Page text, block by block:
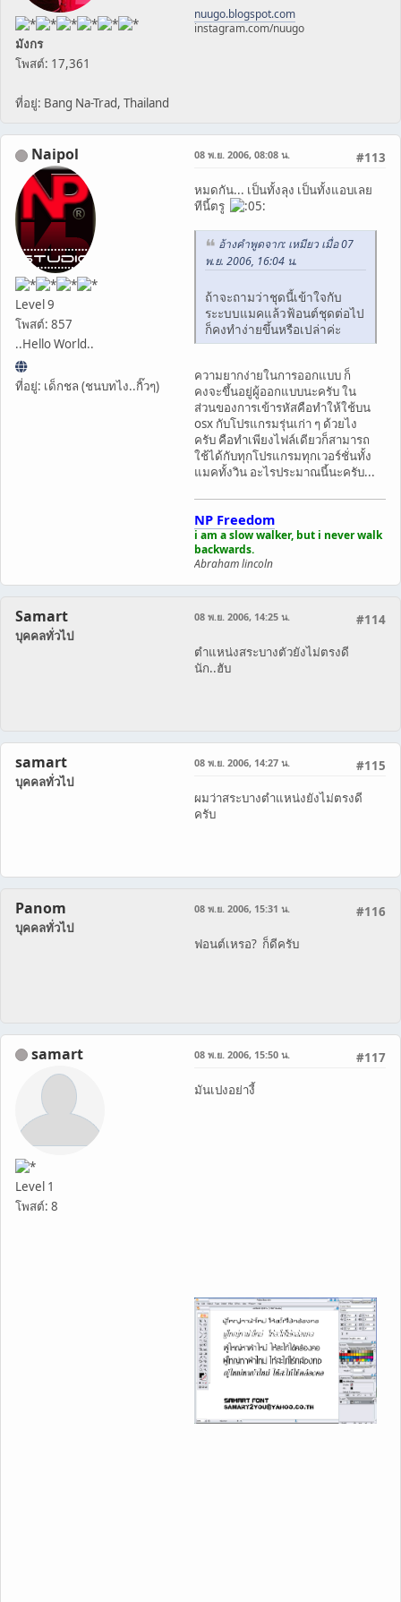
มังกร
โพสต์: 17,361
ที่อยู่: Bang Na-Trad, Thailand
nuugo.blogspot.com
instagram.com/nuugo
Naipol
Level 9
โพสต์: 857
..Hello World..
ที่อยู่: เด็กชล (ชนบทไง..กิ๊วๆ)
#113
08 พ.ย. 2006, 08:08 น.
หมดกัน... เป็นทั้งลุง เป็นทั้งแอบเลย
ทีนี้ตรู
อ้างคำพูดจาก: เหมียว เมื่อ 07
พ.ย. 2006, 16:04 น.
ถ้าจะถามว่าชุดนี้เข้าใจกับ
ระะบบแมคแล้วฟ้อนต์ชุดต่อไป
ก็คงทำง่ายขึ้นหรือเปล่าค่ะ
ความยากง่ายในการออกแบบ ก็
คงจะขึ้นอยู่ผู้ออกแบบนะครับ ใน
ส่วนของการเข้ารหัสคือทำให้ใช้บน
osx กับโปรแกรมรุ่นเก่า ๆ ด้วยไง
ครับ คือทำเพียงไฟล์เดียวก็สามารถ
ใช้ได้กับทุกโปรแกรมทุกเวอร์ชั่นทั้ง
แมคทั้งวิน อะไรประมาณนี้นะครับ...
NP Freedom
i am a slow walker, but i never walk
backwards.
Abraham lincoln
Samart
บุคคลทั่วไป
#114
08 พ.ย. 2006, 14:25 น.
ตำแหน่งสระบางตัวยังไม่ตรงดี
นัก..ฮับ
samart
บุคคลทั่วไป
#115
08 พ.ย. 2006, 14:27 น.
ผมว่าสระบางตำแหน่งยังไม่ตรงดี
ครับ
Panom
บุคคลทั่วไป
#116
08 พ.ย. 2006, 15:31 น.
ฟอนต์เหรอ? ก็ดีครับ
samart
Level 1
โพสต์: 8
#117
08 พ.ย. 2006, 15:50 น.
มันเปงอย่างี้